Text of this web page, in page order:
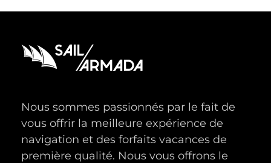
Nous sommes passionnés par le fait de
vous offrir la meilleure expérience de
navigation et des forfaits vacances de
première qualité. Nous vous offrons le